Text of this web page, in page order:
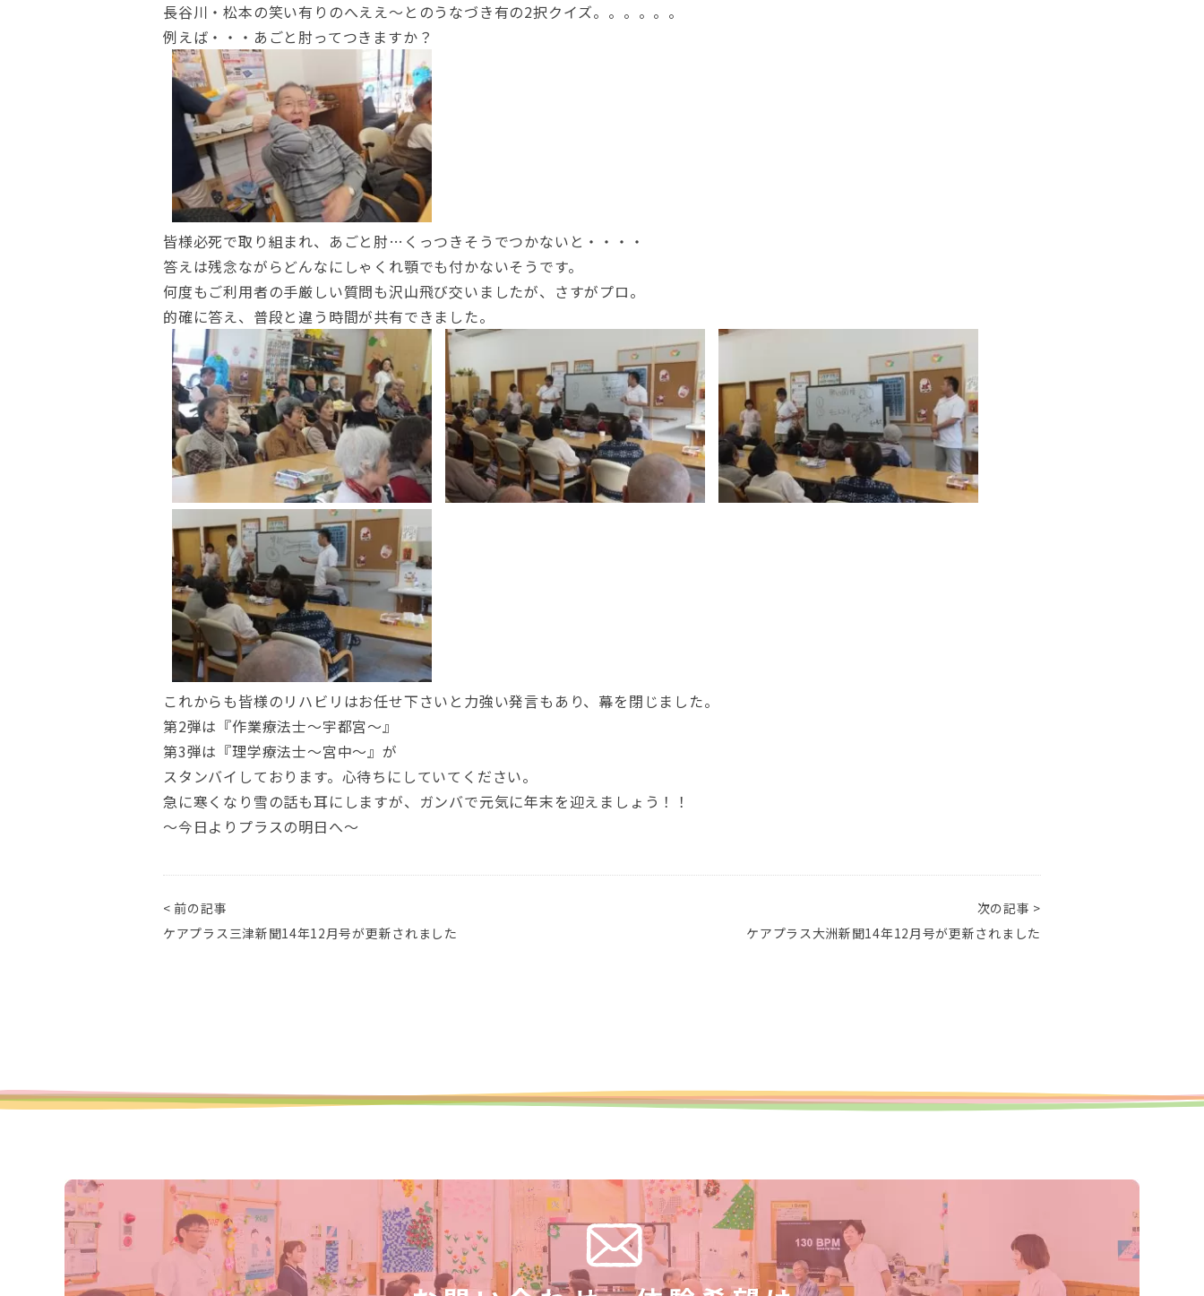
長谷川・松本の笑い有りのへええ～とのうなづき有の2択クイズ。。。。。。
例えば・・・あごと肘ってつきますか？
皆様必死で取り組まれ、あごと肘…くっつきそうでつかないと・・・・
答えは残念ながらどんなにしゃくれ顎でも付かないそうです。
何度もご利用者の手厳しい質問も沢山飛び交いましたが、さすがプロ。
的確に答え、普段と違う時間が共有できました。
これからも皆様のリハビリはお任せ下さいと力強い発言もあり、幕を閉じました。
第2弾は『作業療法士～宇都宮～』
第3弾は『理学療法士～宮中～』が
スタンバイしております。心待ちにしていてください。
急に寒くなり雪の話も耳にしますが、ガンバで元気に年末を迎えましょう！！
～今日よりプラスの明日へ～
< 前の記事
ケアプラス三津新聞14年12月号が更新されました
次の記事 >
ケアプラス大洲新聞14年12月号が更新されました